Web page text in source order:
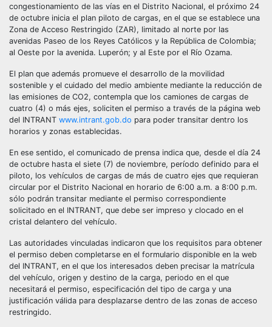
congestionamiento de las vías en el Distrito Nacional, el próximo 24
de octubre inicia el plan piloto de cargas, en el que se establece una
Zona de Acceso Restringido (ZAR), limitado al norte por las
avenidas Paseo de los Reyes Católicos y la República de Colombia;
al Oeste por la avenida. Luperón; y al Este por el Río Ozama.
El plan que además promueve el desarrollo de la movilidad
sostenible y el cuidado del medio ambiente mediante la reducción de
las emisiones de CO2, contempla que los camiones de cargas de
cuatro (4) o más ejes, soliciten el permiso a través de la página web
del INTRANT www.intrant.gob.do para poder transitar dentro los
horarios y zonas establecidas.
En ese sentido, el comunicado de prensa indica que, desde el día 24
de octubre hasta el siete (7) de noviembre, período definido para el
piloto, los vehículos de cargas de más de cuatro ejes que requieran
circular por el Distrito Nacional en horario de 6:00 a.m. a 8:00 p.m.
sólo podrán transitar mediante el permiso correspondiente
solicitado en el INTRANT, que debe ser impreso y clocado en el
cristal delantero del vehículo.
Las autoridades vinculadas indicaron que los requisitos para obtener
el permiso deben completarse en el formulario disponible en la web
del INTRANT, en el que los interesados deben precisar la matrícula
del vehículo, origen y destino de la carga, periodo en el que
necesitará el permiso, especificación del tipo de carga y una
justificación válida para desplazarse dentro de las zonas de acceso
restringido.